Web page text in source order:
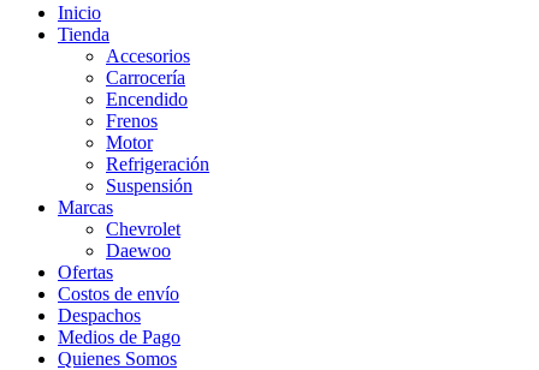
Inicio
Tienda
Accesorios
Carrocería
Encendido
Frenos
Motor
Refrigeración
Suspensión
Marcas
Chevrolet
Daewoo
Ofertas
Costos de envío
Despachos
Medios de Pago
Quienes Somos